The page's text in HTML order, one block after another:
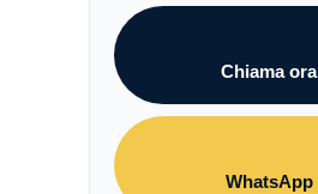
Chiama ora
WhatsApp